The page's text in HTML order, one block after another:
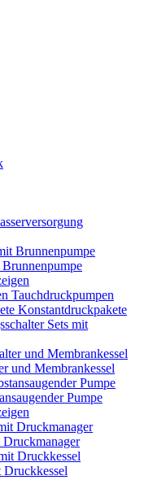
Tauchdruckpumpen
Konstantdruckpakete
Sets mit
und Membrankessel
Pumpe